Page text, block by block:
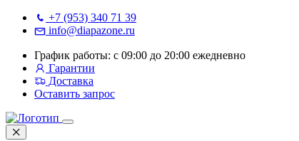
+7 (953) 340 71 39
info@diapazone.ru
График работы: с 09:00 до 20:00 ежедневно
Гарантии
Доставка
Оставить запрос